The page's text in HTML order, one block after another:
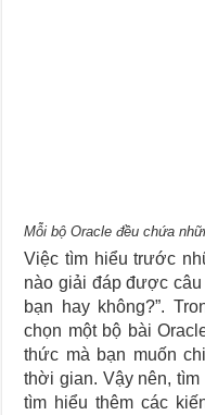
Mỗi bộ Oracle đều chứa
Việc tìm hiểu trước
nào giải đáp được
bạn hay không?”.
chọn một bộ bài
thức mà bạn muốn
thời gian. Vậy nên,
tìm hiểu thêm các